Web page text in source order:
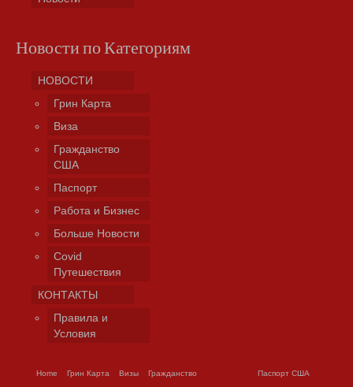
Новости по Категориям
НОВОСТИ
Грин Карта
Виза
Гражданство
США
Паспорт
Работа и Бизнес
Больше Новости
Covid
Путешествия
КОНТАКТЫ
Правила и
Условия
Home Грин Карта Визы Гражданство Паспорт США